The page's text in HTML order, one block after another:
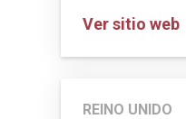
Ver sitio web
REINO UNIDO